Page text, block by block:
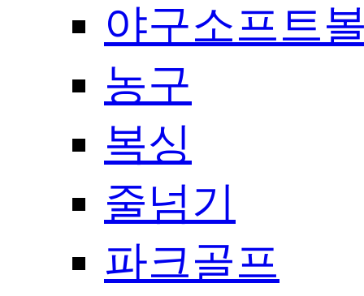
야구소프트
농구
복싱
줄넘기
파크골프